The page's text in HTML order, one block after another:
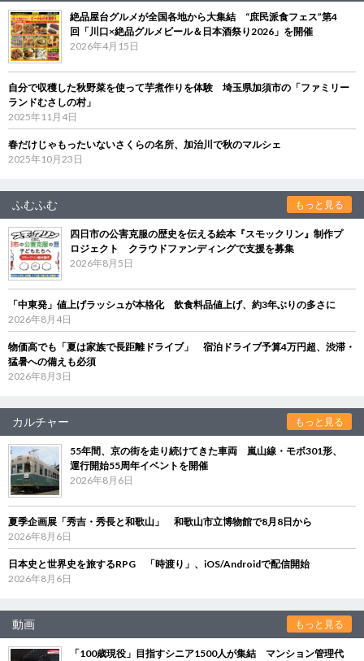
絶品屋台グルメが全国各地から大集結 “庶民派食フェス”第4
回「川口×絶品グルメビール＆日本酒祭り2026」を開催
2026年4月15日
自分で収穫した秋野菜を使って芋煮作りを体験 埼玉県加須市の「ファミリー
ランドむさしの村」
2025年11月4日
春だけじゃもったいないさくらの名所、加治川で秋のマルシェ
2025年10月23日
ふむふむ もっと見る
四日市の公害克服の歴史を伝える絵本『スモックリン』制作プ
ロジェクト クラウドファンディングで支援を募集
2026年8月5日
「中東発」値上げラッシュが本格化 飲食料品値上げ、約3年ぶりの多さに
2026年8月4日
物価高でも「夏は家族で長距離ドライブ」 宿泊ドライブ予算4万円超、渋滞・
猛暑への備えも必須
2026年8月3日
カルチャー もっと見る
55年間、京の街を走り続けてきた車両 嵐山線・モボ301形、
運行開始55周年イベントを開催
2026年8月6日
夏季企画展「秀吉・秀長と和歌山」 和歌山市立博物館で8月8日から
2026年8月6日
日本史と世界史を旅するRPG 「時渡り」、iOS/Androidで配信開始
2026年8月6日
動画 もっと見る
「100歳現役」目指すシニア1500人が集結 マンション管理代